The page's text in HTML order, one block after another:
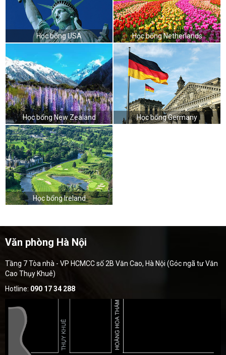
Học bổng USA Học bổng Netherlands
Học bổng New Zealand Học bổng Germany
Học bổng Ireland
Văn phòng Hà Nội
Tầng 7 Tòa nhà - VP HCMCC số 2B Văn Cao, Hà Nội (Góc ngã tư Văn
Cao Thụy Khuê)
Hotline: 090 17 34 288